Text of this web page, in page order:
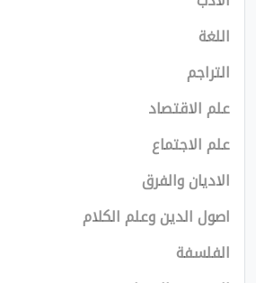
والفرق
وعلم الكلام